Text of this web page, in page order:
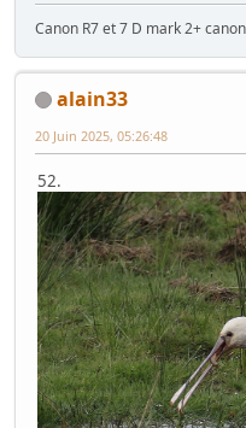
Canon R7 et 7 D mark 2+
alain33
20 Juin 2025, 05:26:48
52.